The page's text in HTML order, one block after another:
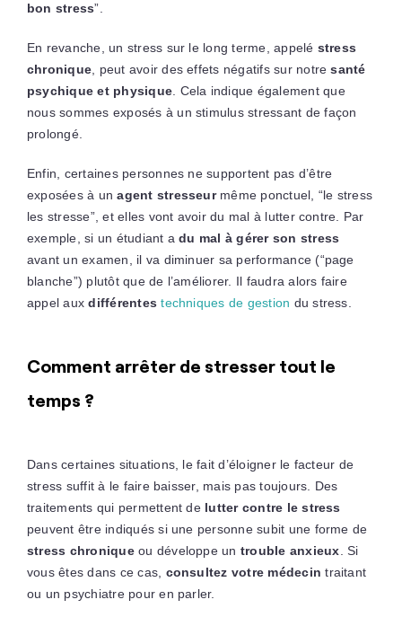
bon stress”.
En revanche, un stress sur le long terme, appelé stress
chronique , peut avoir des effets négatifs sur notresanté
psychique et physique . Cela indique également que
nous sommes exposés à un stimulus stressant de façon
prolongé.
Enfin, certaines personnes ne supportent pas d’être
exposées à unagent stresseurmême ponctuel, “le stress
les stresse”, et elles vont avoir du mal à lutter contre. Par
exemple, si un étudiant adu mal à gérer son stress
avant un examen, il va diminuer sa performance (“page
blanche”) plutôt que de l’améliorer. Il faudra alors faire
appel aux différentestechniques de gestion du stress.
Comment arrêter de stresser tout le
temps ?
Dans certaines situations, le fait d’éloigner le facteur de
stress suffit à le faire baisser, mais pas toujours. Des
traitements qui permettent de lutter contre le stress
peuvent être indiqués si une personne subit une forme de
stress chroniqueou développe un trouble anxieux . Si
vous êtes dans ce cas, consultez votre médecin traitant
ou un psychiatre pour en parler.